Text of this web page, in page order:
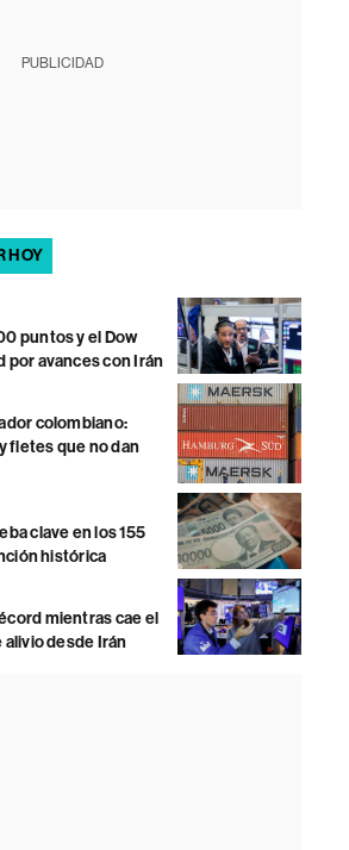
PUBLICIDAD
HOY
puntos y el Dow
por avances con Irán
colombiano:
fletes que no dan
clave en los 155
histórica
mientras cae el
desde Irán